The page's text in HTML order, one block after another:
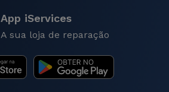
App iServices
A sua loja de reparação